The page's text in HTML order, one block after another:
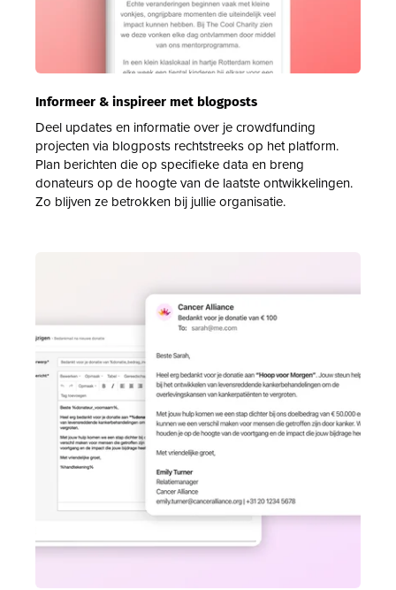
Informeer & inspireer met blogposts
Deel updates en informatie over je crowdfunding
projecten via blogposts rechtstreeks op het platform.
Plan berichten die op specifieke data en breng
donateurs op de hoogte van de laatste ontwikkelingen.
Zo blijven ze betrokken bij jullie organisatie.